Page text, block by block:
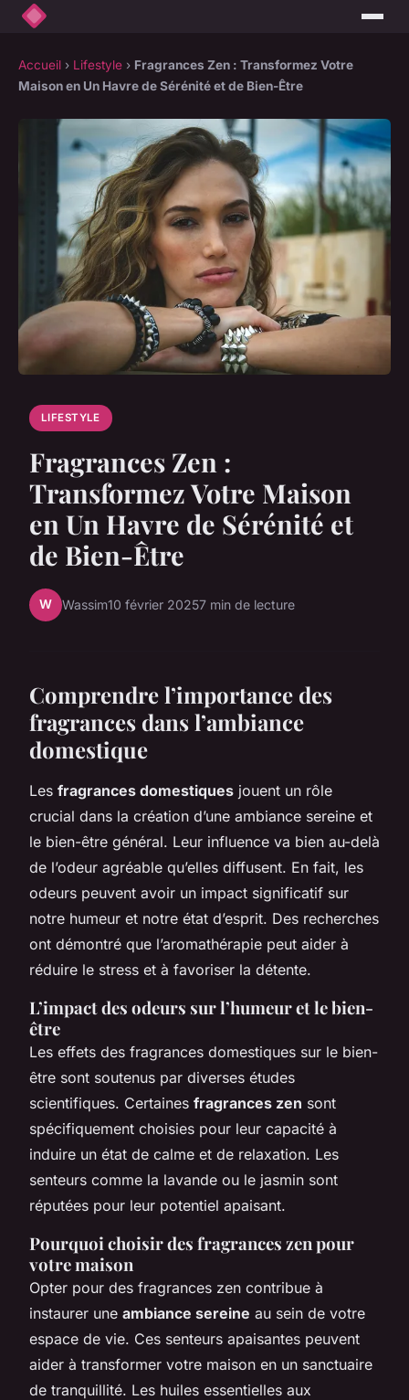
Accueil › Lifestyle › Fragrances Zen : Transformez Votre
Maison en Un Havre de Sérénité et de Bien-Être
LIFESTYLE
Fragrances Zen :
Transformez Votre Maison
en Un Havre de Sérénité et
de Bien-Être
W Wassim10 février 20257 min de lecture
Comprendre l’importance des
fragrances dans l’ambiance
domestique
Les fragrances domestiques jouent un rôle
crucial dans la création d’une ambiance sereine et
le bien-être général. Leur influence va bien au-delà
de l’odeur agréable qu’elles diffusent. En fait, les
odeurs peuvent avoir un impact significatif sur
notre humeur et notre état d’esprit. Des recherches
ont démontré que l’aromathérapie peut aider à
réduire le stress et à favoriser la détente.
L’impact des odeurs sur l’humeur et le bien-
être
Les effets des fragrances domestiques sur le bien-
être sont soutenus par diverses études
scientifiques. Certaines fragrances zen sont
spécifiquement choisies pour leur capacité à
induire un état de calme et de relaxation. Les
senteurs comme la lavande ou le jasmin sont
réputées pour leur potentiel apaisant.
Pourquoi choisir des fragrances zen pour
votre maison
Opter pour des fragrances zen contribue à
instaurer une ambiance sereine au sein de votre
espace de vie. Ces senteurs apaisantes peuvent
aider à transformer votre maison en un sanctuaire
de tranquillité. Les huiles essentielles aux